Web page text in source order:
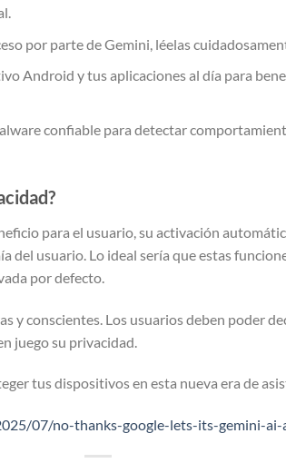
por parte de Gemini, léelas
Android y tus aplicaciones al día para
confiable para detectar
para el usuario, su activación
usuario. Lo ideal sería que estas
por defecto.
y conscientes. Los usuarios deben poder
juego su privacidad.
tus dispositivos en esta nueva era de
07/no-thanks-google-lets-its-gemini-ai-